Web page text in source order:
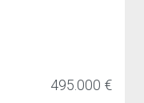
495.000 €